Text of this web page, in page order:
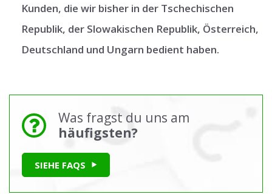
Kunden, die wir bisher in der Tschechischen
Republik, der Slowakischen Republik, Österreich,
Deutschland und Ungarn bedient haben.
Was fragst du uns am
häufigsten?
SIEHE FAQS